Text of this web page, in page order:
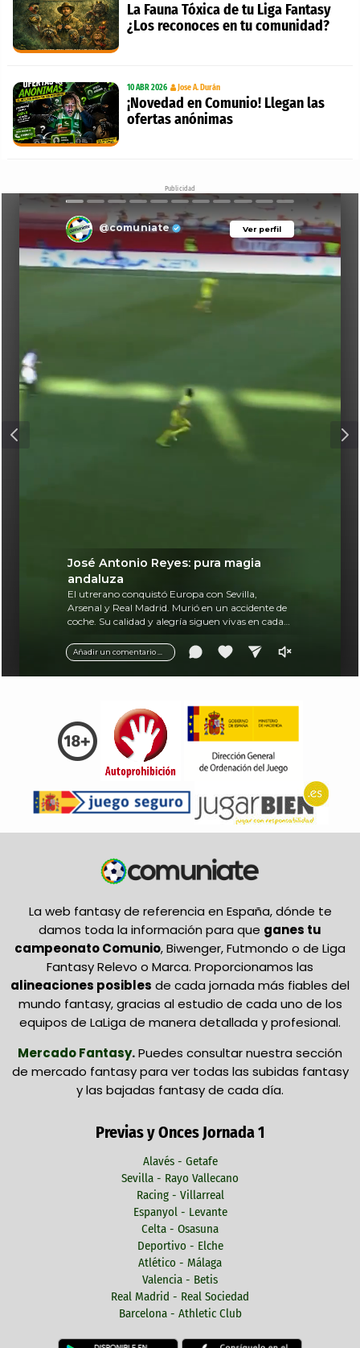
La Fauna Tóxica de tu Liga Fantasy
¿Los reconoces en tu comunidad?
10 ABR 2026 Jose A. Durán
¡Novedad en Comunio! Llegan las
ofertas anónimas
Publicidad
Ver perfil
@comuniate Ver perfil
Añadir un comentario ...
José Antonio Reyes: pura magia
andaluza
El utrerano conquistó Europa con Sevilla,
Arsenal y Real Madrid. Murió en un accidente de
coche. Su calidad y alegría siguen vivas en cada
La web fantasy de referencia en España, dónde te
damos toda la información para que ganes tu
campeonato Comunio, Biwenger, Futmondo o de Liga
Fantasy Relevo o Marca. Proporcionamos las
alineaciones posibles de cada jornada más fiables del
mundo fantasy, gracias al estudio de cada uno de los
equipos de LaLiga de manera detallada y profesional.
Mercado Fantasy.Puedes consultar nuestra sección
de mercado fantasy para ver todas las subidas fantasy
y las bajadas fantasy de cada día.
Previas y Onces Jornada 1
Alavés - Getafe
Sevilla - Rayo Vallecano
Racing - Villarreal
Espanyol - Levante
Celta - Osasuna
Deportivo - Elche
Atlético - Málaga
Valencia - Betis
Real Madrid - Real Sociedad
Barcelona - Athletic Club